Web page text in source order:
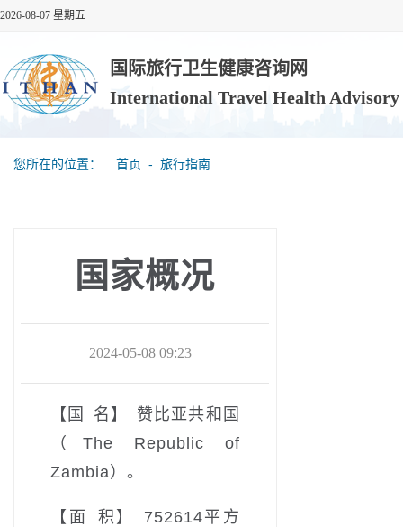
2026-08-07 星期五
国际旅行卫生健康咨询网
International Travel Health
您所在的位置： 首页 ‐ 旅行指南
国家概况
2024-05-08 09:23
【国 名】 赞比亚共和国
（The Republic of
Zambia）。
【面 积】 752614平方